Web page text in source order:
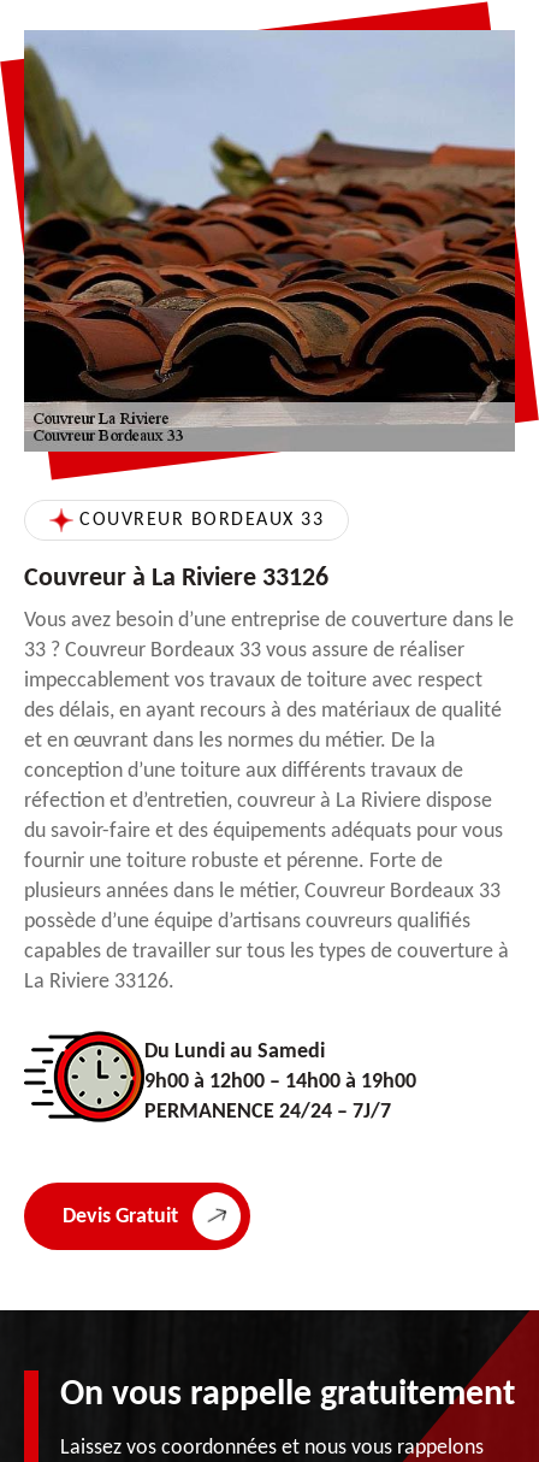
COUVREUR BORDEAUX 33
Couvreur à La Riviere 33126
Vous avez besoin d’une entreprise de couverture dans le
33 ? Couvreur Bordeaux 33 vous assure de réaliser
impeccablement vos travaux de toiture avec respect
des délais, en ayant recours à des matériaux de qualité
et en œuvrant dans les normes du métier. De la
conception d’une toiture aux différents travaux de
réfection et d’entretien, couvreur à La Riviere dispose
du savoir-faire et des équipements adéquats pour vous
fournir une toiture robuste et pérenne. Forte de
plusieurs années dans le métier, Couvreur Bordeaux 33
possède d’une équipe d’artisans couvreurs qualifiés
capables de travailler sur tous les types de couverture à
La Riviere 33126.
Du Lundi au Samedi
9h00 à 12h00 – 14h00 à 19h00
PERMANENCE 24/24 – 7J/7
Devis Gratuit
On vous rappelle gratuitement
Laissez vos coordonnées et nous vous rappelons